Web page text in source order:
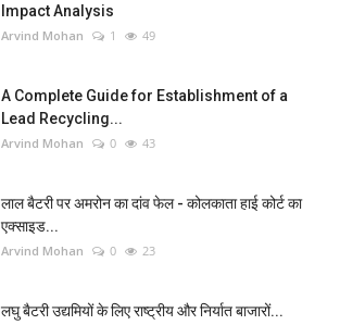
Impact Analysis
Arvind Mohan 1 49
A Complete Guide for Establishment of a
Lead Recycling...
Arvind Mohan 0 43
लाल बैटरी पर अमरोन का दांव फेल - कोलकाता हाई कोर्ट का
एक्साइड...
Arvind Mohan 0 23
लघु बैटरी उद्यमियों के लिए राष्ट्रीय और निर्यात बाजारों...